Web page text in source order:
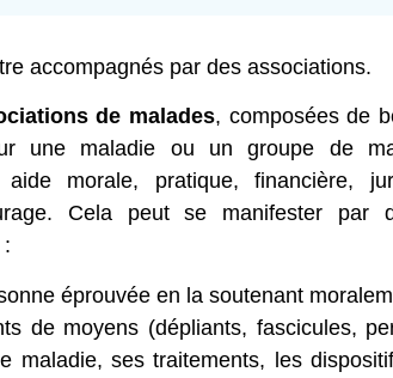
accompagnés par des associations.
de malades, composées de
une maladie ou un groupe de
morale, pratique, financière,
Cela peut se manifester par
éprouvée en la soutenant
de moyens (dépliants, fascicules,
maladie, ses traitements, les